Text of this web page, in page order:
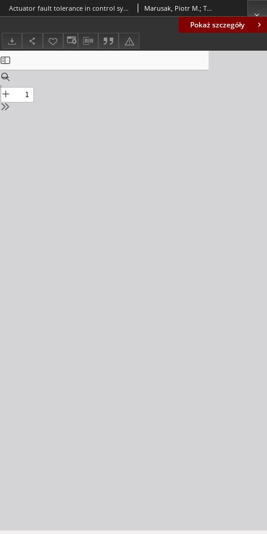
Pokaż szczegóły
Actuator fault tolerance in control systems with predictive constrained set-point optimizers Marusak, Piotr M.; Tatjewski, Piotr